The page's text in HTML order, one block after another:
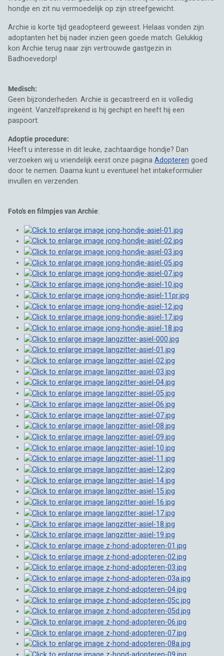
hondje en zit nu vermoedelijk op zijn streefgewicht.
Archie is korte tijd geadopteerd geweest. Helaas vonden zijn
adoptanten het bij nader inzien geen goede match. Gelukkig
kon Archie terug naar zijn vertrouwde gastgezin in
Badhoevedorp!
Medisch:
Geen bijzonderheden. Archie is gecastreerd en is volledig
ingeënt. Vanzelfsprekend is hij gechipt en heeft hij een
paspoort.
Adoptie procedure:
Heeft u interesse in dit leuke, zachtaardige hondje? Dan
verzoeken wij u vriendelijk eerst onze pagina Adopteren goed
door te nemen. Daarna kunt u eventueel het intakeformulier
invullen en verzenden.
Foto's en filmpjes van Archie: